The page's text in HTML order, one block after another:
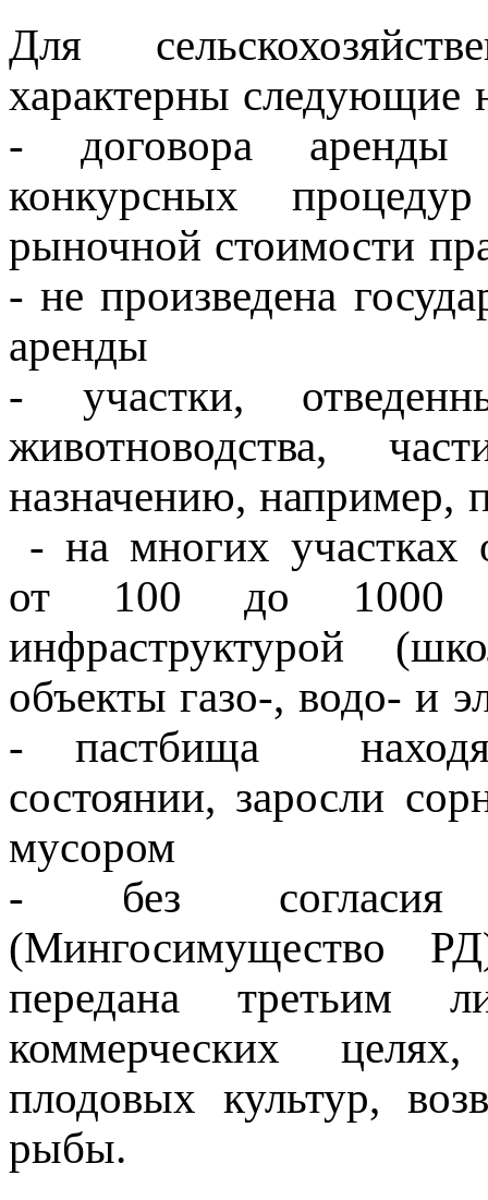
Для
характерны следующие
- договора аренды
конкурсных
рыночной стоимости
- не произведена
аренды
- участки,
животноводства,
назначению, например,
- на многих участках
от 100 до 1000
инфраструктурой
объекты газо-, водо- и
- пастбища
состоянии, заросли
мусором
- без согласия
(Мингосимущество
передана третьим
коммерческих
плодовых культур,
рыбы.